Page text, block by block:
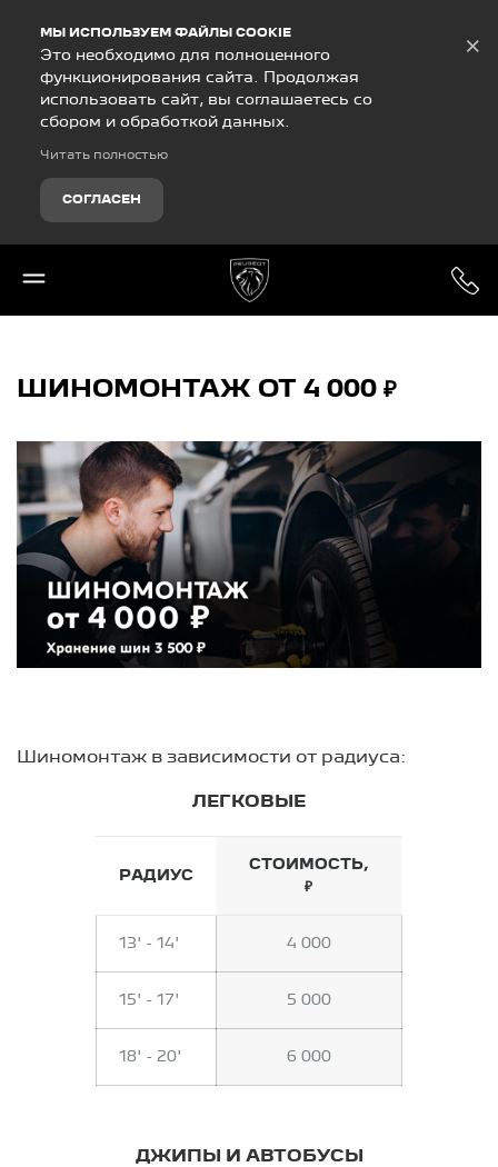
МЫ ИСПОЛЬЗУЕМ ФАЙЛЫ COOKIE
Это необходимо для полноценного
функционирования сайта. Продолжая
использовать сайт, вы соглашаетесь со
сбором и обработкой данных.
Читать полностью
СОГЛАСЕН
×
ШИНОМОНТАЖ ОТ 4 000 ₽
Шиномонтаж в зависимости от радиуса:
ЛЕГКОВЫЕ
РАДИУС
СТОИМОСТЬ,
₽
13' - 14' 4 000
15' - 17' 5 000
18' - 20' 6 000
ДЖИПЫ И АВТОБУСЫ